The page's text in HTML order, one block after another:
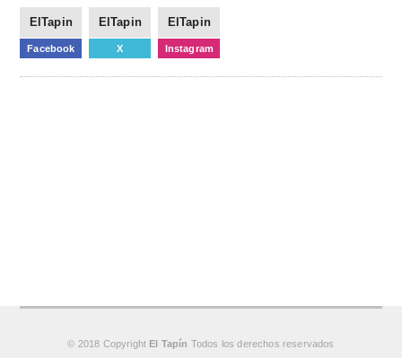
ElTapin
Facebook
ElTapin
X
ElTapin
Instagram
© 2018 Copyright El Tapín Todos los derechos reservados